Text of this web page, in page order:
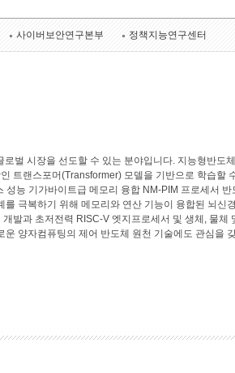
사이버보안연구본부 정책지능연구센터
벌 시장을 선도할 수 있는 분야입니다. 지능형반도
트랜스포머(Transformer) 모델을 기반으로 학습할
성능 기가바이트급 메모리 융합 NM-PIM 프로세서
극복하기 위해 메모리와 연산 기능이 융합된 뇌신
발과 초저전력 RISC-V 엣지프로세서 및 생체, 물
운 양자컴퓨팅의 제어 반도체 원천 기술에도 관심을